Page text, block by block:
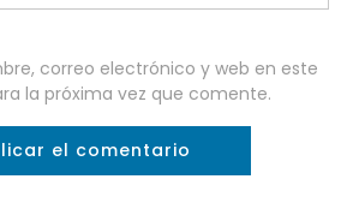
correo electrónico y web en este
la próxima vez que comente.